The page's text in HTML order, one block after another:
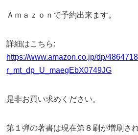
Ａｍａｚｏｎで予約出来ます。
詳細はこちら:
https://www.amazon.co.jp/dp/
r_mt_dp_U_maegEbX0749JG
是非お買い求めください。
第１弾の著書は現在第８刷が増刷さ